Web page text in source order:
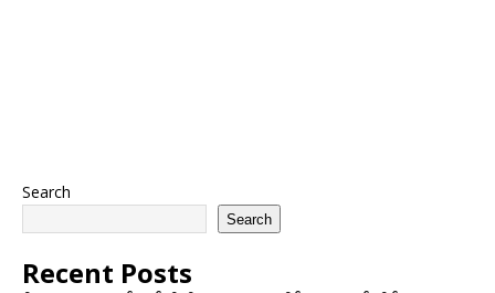
Search
Search
Recent Posts